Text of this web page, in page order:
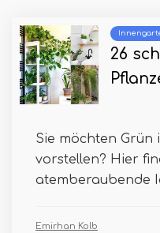
26
Sie möchten Grün
vorstellen? Hier
atemberaubende
Emirhan Kolb